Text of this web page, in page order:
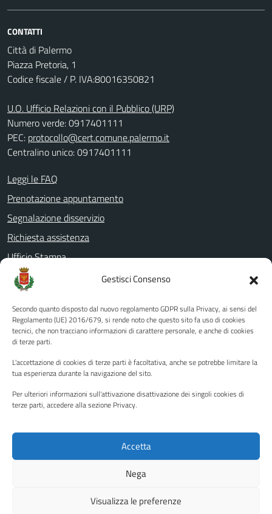
Gestisci Consenso
Secondo quanto disposto dal nuovo regolamento GDPR sulla Privacy, ai sensi del
Regolamento (UE) 2016/679, si rende noto che questo sito fa uso di cookies
tecnici, che non tracciano informazioni di carattere personale, e anche di cookies
di terze parti.
L'accettazione di cookies di terze parti è facoltativa, anche se potrebbe limitare la
tua esperienza durante la navigazione del sito.
Per ulteriori informazioni sull'attivazione disattivazione dei singoli cookies di
terze parti, accedere alla sezione Privacy.
Accetta
Nega
Visualizza le preferenze
CONTATTI
Città di Palermo
Piazza Pretoria, 1
Codice fiscale / P. IVA:80016350821
U.O. Ufficio Relazioni con il Pubblico (URP)
Numero verde: 0917401111
PEC: protocollo@cert.comune.palermo.it
Centralino unico: 0917401111
Leggi le FAQ
Prenotazione appuntamento
Segnalazione disservizio
Richiesta assistenza
Ufficio Stampa
Amministrazione Trasparente
Albo pretorio
Informativa privacy
Note legali
Piano di miglioramento del sito
Instagram